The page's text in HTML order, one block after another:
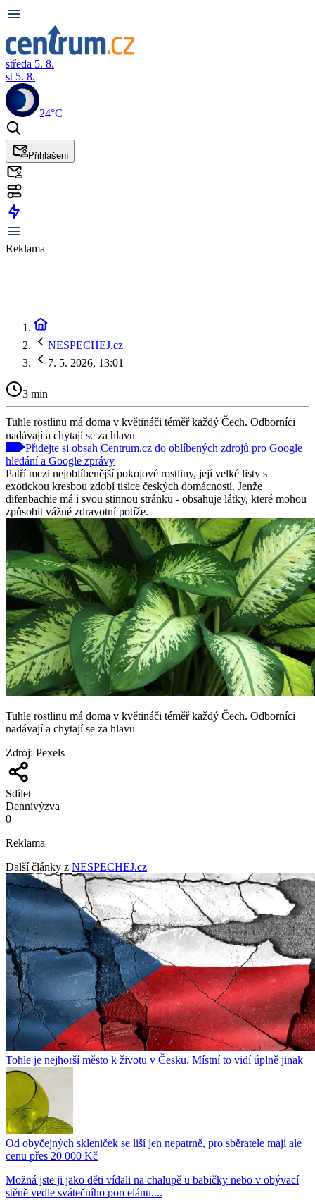
středa 5. 8.
st 5. 8.
24°C
Přihlášení
Reklama
NESPECHEJ.cz
7. 5. 2026, 13:01
3 min
Tuhle rostlinu má doma v květináči téměř každý Čech. Odborníci
nadávají a chytají se za hlavu
Přidejte si obsah Centrum.cz do oblíbených zdrojů pro Google
hledání a Google zprávy
Patří mezi nejoblíbenější pokojové rostliny, její velké listy s
exotickou kresbou zdobí tisíce českých domácností. Jenže
difenbachie má i svou stinnou stránku - obsahuje látky, které mohou
způsobit vážné zdravotní potíže.
Tuhle rostlinu má doma v květináči téměř každý Čech. Odborníci
nadávají a chytají se za hlavu
Zdroj: Pexels
Sdílet
Dennívýzva
0
Reklama
Další články z NESPECHEJ.cz
Tohle je nejhorší město k životu v Česku. Místní to vidí úplně jinak
Od obyčejných skleniček se liší jen nepatrně, pro sběratele mají ale
cenu přes 20 000 Kč
Možná jste ji jako děti vídali na chalupě u babičky nebo v obývací
stěně vedle svátečního porcelánu....